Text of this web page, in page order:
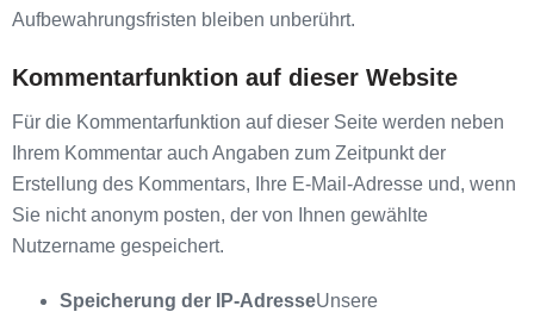
Aufbewahrungsfristen bleiben unberührt.
Kommentarfunktion auf dieser Website
Für die Kommentarfunktion auf dieser Seite werden neben
Ihrem Kommentar auch Angaben zum Zeitpunkt der
Erstellung des Kommentars, Ihre E-Mail-Adresse und, wenn
Sie nicht anonym posten, der von Ihnen gewählte
Nutzername gespeichert.
Speicherung der IP-AdresseUnsere